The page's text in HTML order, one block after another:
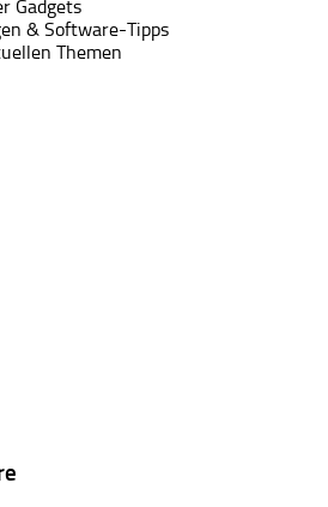
Gadgets
& Software-Tipps
Themen